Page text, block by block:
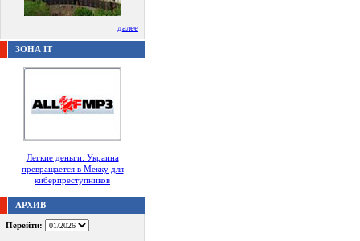
далее
ЗОНА IT
Легкие деньги: Украина
превращается в Мекку для
киберпреступников
АРХИВ
Перейти: